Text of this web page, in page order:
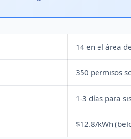
14 en el área
350 permisos
1-3 días para
$12.8/kWh